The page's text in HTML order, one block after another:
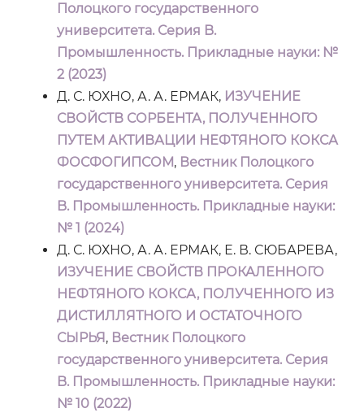
Полоцкого государственного
университета. Серия B.
Промышленность. Прикладные науки: №
2 (2023)
Д. С. ЮХНО, А. А. ЕРМАК, ИЗУЧЕНИЕ
СВОЙСТВ СОРБЕНТА, ПОЛУЧЕННОГО
ПУТЕМ АКТИВАЦИИ НЕФТЯНОГО КОКСА
ФОСФОГИПСОМ, Вестник Полоцкого
государственного университета. Серия
B. Промышленность. Прикладные науки:
№ 1 (2024)
Д. С. ЮХНО, А. А. ЕРМАК, Е. В. СЮБАРЕВА,
ИЗУЧЕНИЕ СВОЙСТВ ПРОКАЛЕННОГО
НЕФТЯНОГО КОКСА, ПОЛУЧЕННОГО ИЗ
ДИСТИЛЛЯТНОГО И ОСТАТОЧНОГО
СЫРЬЯ, Вестник Полоцкого
государственного университета. Серия
B. Промышленность. Прикладные науки:
№ 10 (2022)